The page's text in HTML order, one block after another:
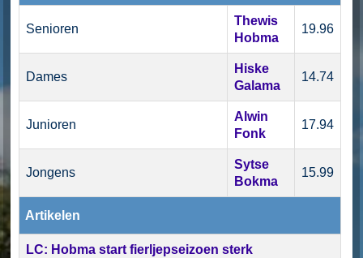
Senioren
Thewis
Hobma
19.96
Dames
Hiske
Galama
14.74
Junioren
Alwin
Fonk
17.94
Jongens
Sytse
Bokma
15.99
Artikelen
LC: Hobma start fierljepseizoen sterk